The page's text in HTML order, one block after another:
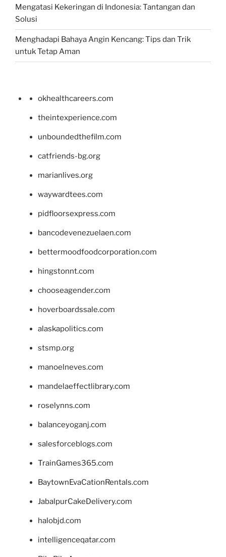
Mengatasi Kekeringan di Indonesia: Tantangan dan
Solusi
Menghadapi Bahaya Angin Kencang: Tips dan Trik
untuk Tetap Aman
okhealthcareers.com
theintexperience.com
unboundedthefilm.com
catfriends-bg.org
marianlives.org
waywardtees.com
pidfloorsexpress.com
bancodevenezuelaen.com
bettermoodfoodcorporation.com
hingstonnt.com
chooseagender.com
hoverboardssale.com
alaskapolitics.com
stsmp.org
manoelneves.com
mandelaeffectlibrary.com
roselynns.com
balanceyoganj.com
salesforceblogs.com
TrainGames365.com
BaytownEvaCationRentals.com
JabalpurCakeDelivery.com
halobjd.com
intelligenceqatar.com